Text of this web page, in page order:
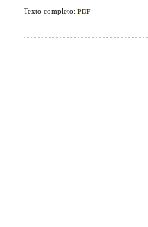
Texto completo: PDF